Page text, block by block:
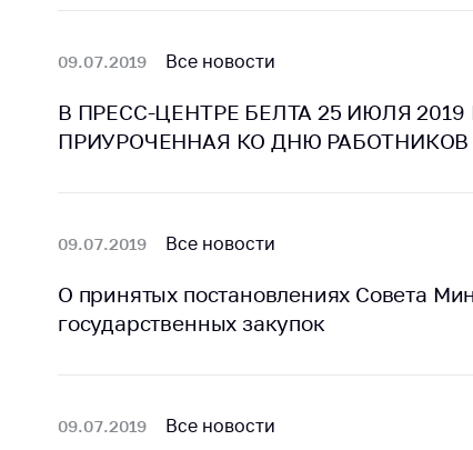
09.07.2019 Все новости
В ПРЕСС-ЦЕНТРЕ БЕЛТА 25 ИЮЛЯ
ПРИУРОЧЕННАЯ КО ДНЮ РАБОТНИКОВ
09.07.2019 Все новости
О принятых постановлениях Совета
государственных закупок
09.07.2019 Все новости